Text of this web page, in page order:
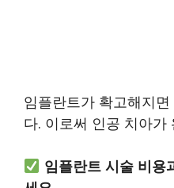
임플란트가 확고해지
다. 이로써 인공 치아가
임플란트 시술 비용